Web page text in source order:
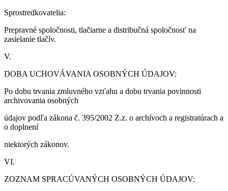
Sprostredkovatelia:
Prepravné spoločnosti, tlačiarne a distribučná spoločnosť na
zasielanie tlačív.
V.
DOBA UCHOVÁVANIA OSOBNÝCH ÚDAJOV:
Po dobu trvania zmluvného vzťahu a dobu trvania povinnosti
archivovania osobných
údajov podľa zákona č. 395/2002 Z.z. o archívoch a registratúrach a
o doplnení
niektorých zákonov.
VI.
ZOZNAM SPRACÚVANÝCH OSOBNÝCH ÚDAJOV: